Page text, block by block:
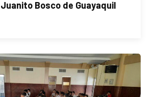
Bosco de Guayaquil